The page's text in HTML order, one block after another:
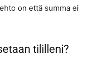
on että summa ei
tililleni?